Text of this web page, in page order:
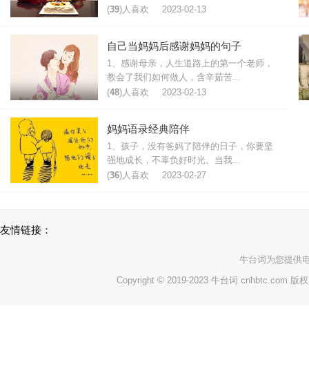
(39)人喜欢 2023-02-13
自己当妈妈后感谢妈妈的句子
1、感谢母亲，人生道路上的第一个老师，
教会了我们如何做人，含辛茹苦...
(48)人喜欢 2023-02-13
妈妈语录经典陪伴
1、孩子，没有爸妈了陪伴的日子，你要坚
强地成长，不辜负好时光。当我...
(36)人喜欢 2023-02-27
友情链接：
牛台词 为您提供
Copyright © 2019-2023 牛台词 cnhbtc.com 版